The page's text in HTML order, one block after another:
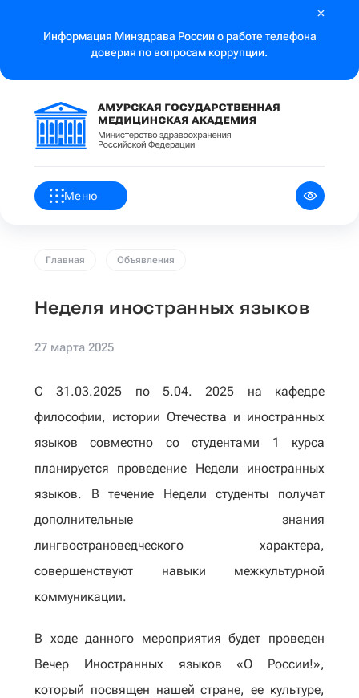
Информация Минздрава России о работе телефона
доверия по вопросам коррупции.
Меню
Главная Объявления
Неделя иностранных языков
27 марта 2025
С 31.03.2025 по 5.04. 2025 на кафедре
философии, истории Отечества и иностранных
языков совместно со студентами 1 курса
планируется проведение Недели иностранных
языков. В течение Недели студенты получат
дополнительные знания
лингвострановедческого характера,
совершенствуют навыки межкультурной
коммуникации.
В ходе данного мероприятия будет проведен
Вечер Иностранных языков «О России!»,
который посвящен нашей стране, ее культуре,